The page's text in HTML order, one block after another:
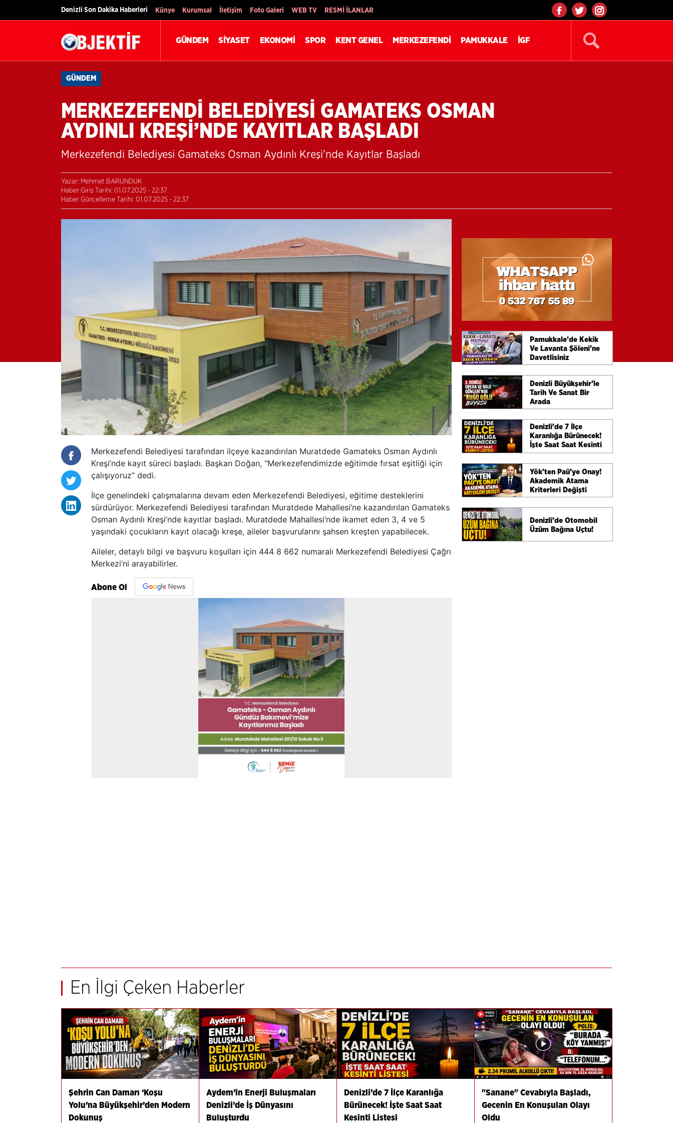
Denizli Son Dakika Haberleri Künye Kurumsal İletişim Foto Galeri WEB TV RESMİ İLANLAR
GÜNDEM SİYASET EKONOMİ SPOR KENT GENEL MERKEZEFENDİ PAMUKKALE İGF
GÜNDEM
MERKEZEFENDİ BELEDİYESİ GAMATEKS OSMAN
AYDINLI KREŞİ’NDE KAYITLAR BAŞLADI
Merkezefendi Belediyesi Gamateks Osman Aydınlı Kreşi’nde Kayıtlar Başladı
Yazar: Mehmet BARUNDUK
Haber Giriş Tarihi: 01.07.2025 - 22:37
Haber Güncelleme Tarihi: 01.07.2025 - 22:37
Merkezefendi Belediyesi tarafından ilçeye kazandırılan Muratdede Gamateks Osman Aydınlı
Kreşi’nde kayıt süreci başladı. Başkan Doğan, “Merkezefendimizde eğitimde fırsat eşitliği için
çalışıyoruz” dedi.
İlçe genelindeki çalışmalarına devam eden Merkezefendi Belediyesi, eğitime desteklerini
sürdürüyor. Merkezefendi Belediyesi tarafından Muratdede Mahallesi’ne kazandırılan Gamateks
Osman Aydınlı Kreşi’nde kayıtlar başladı. Muratdede Mahallesi’nde ikamet eden 3, 4 ve 5
yaşındaki çocukların kayıt olacağı kreşe, aileler başvurularını şahsen kreşten yapabilecek.
Aileler, detaylı bilgi ve başvuru koşulları için 444 8 662 numaralı Merkezefendi Belediyesi Çağrı
Merkezi’ni arayabilirler.
Abone Ol
Pamukkale’de Kekik
Ve Lavanta Şöleni’ne
Davetlisiniz
Denizli Büyükşehir’le
Tarih Ve Sanat Bir
Arada
Denizli’de 7 İlçe
Karanlığa Bürünecek!
İşte Saat Saat Kesinti
Listesi
Yök’ten Paü’ye Onay!
Akademik Atama
Kriterleri Değişti
Denizli’de Otomobil
Üzüm Bağına Uçtu!
En İlgi Çeken Haberler
Şehrin Can Damarı ‘Koşu
Yolu’na Büyükşehir’den Modern
Dokunuş
Aydem’in Enerji Buluşmaları
Denizli’de İş Dünyasını
Buluşturdu
Denizli’de 7 İlçe Karanlığa
Bürünecek! İşte Saat Saat
Kesinti Listesi
"Sanane" Cevabıyla Başladı,
Gecenin En Konuşulan Olayı
Oldu